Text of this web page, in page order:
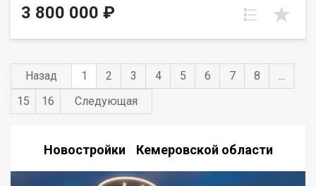
Просторная гостинная,уютная спальня. Парковка наземная-
всегда есть место для вашего автомобиля.
3 800 000 ₽
Назад 1 2 3 4 5 6 7 8
...
15
16 Следующая
Новостройки Кемеровской области